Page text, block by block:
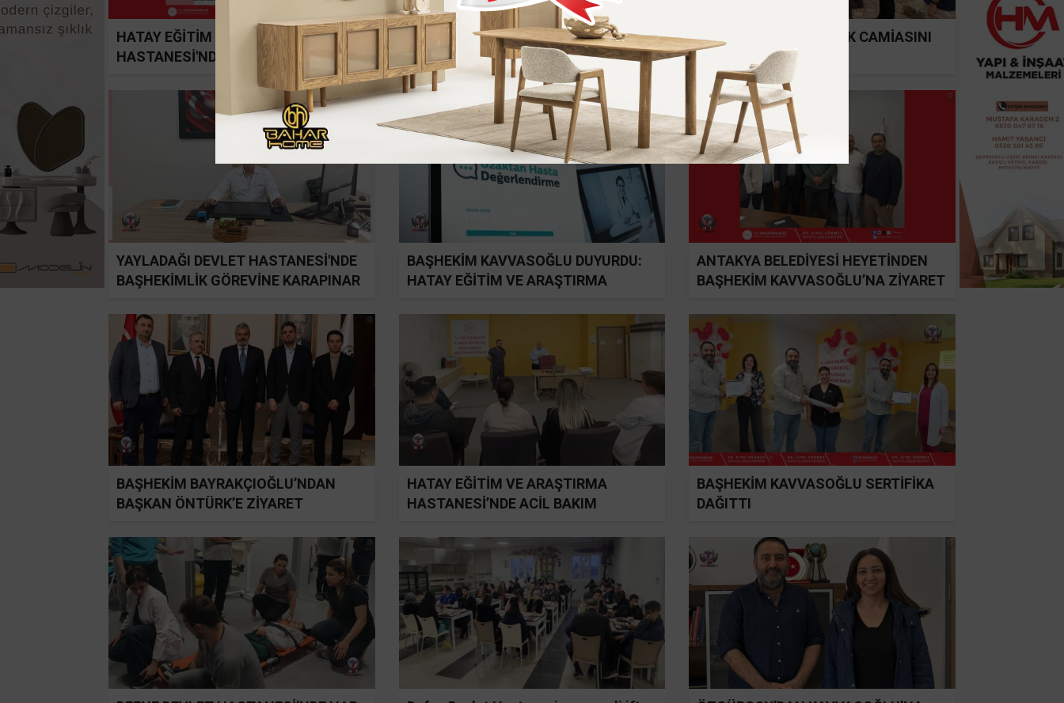
HATAY EĞİTİM VE ARAŞTIRMA
HASTANESİ'NDE YENİ
ERDOĞAN, BAYRAKÇIOĞLU İLE
SAĞLIK HİZMETLERİNİ GÖRÜŞTÜ
BAŞKAN YALÇIN SAĞLIK CAMİASINI
YAYLADAĞI DEVLET HASTANESİ'NDE
BAŞHEKİMLİK GÖREVİNE KARAPINAR
BAŞHEKİM KAVVASOĞLU DUYURDU:
HATAY EĞİTİM VE ARAŞTIRMA
BAŞLADI
ANTAKYA BELEDİYESİ HEYETİNDEN
BAŞHEKİM KAVVASOĞLU’NA ZİYARET
BAŞHEKİM BAYRAKÇIOĞLU’NDAN
BAŞKAN ÖNTÜRK’E ZİYARET
HATAY EĞİTİM VE ARAŞTIRMA
HASTANESİ’NDE ACİL BAKIM
BAŞLATILDI
BAŞHEKİM KAVVASOĞLU SERTİFİKA
DAĞITTI